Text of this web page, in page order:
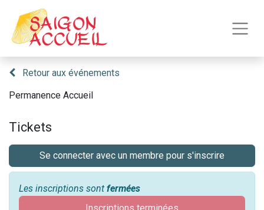
Retour aux événements
Permanence Accueil
Tickets
Se connecter avec un membre pour s'inscrire
Les inscriptions sont fermées